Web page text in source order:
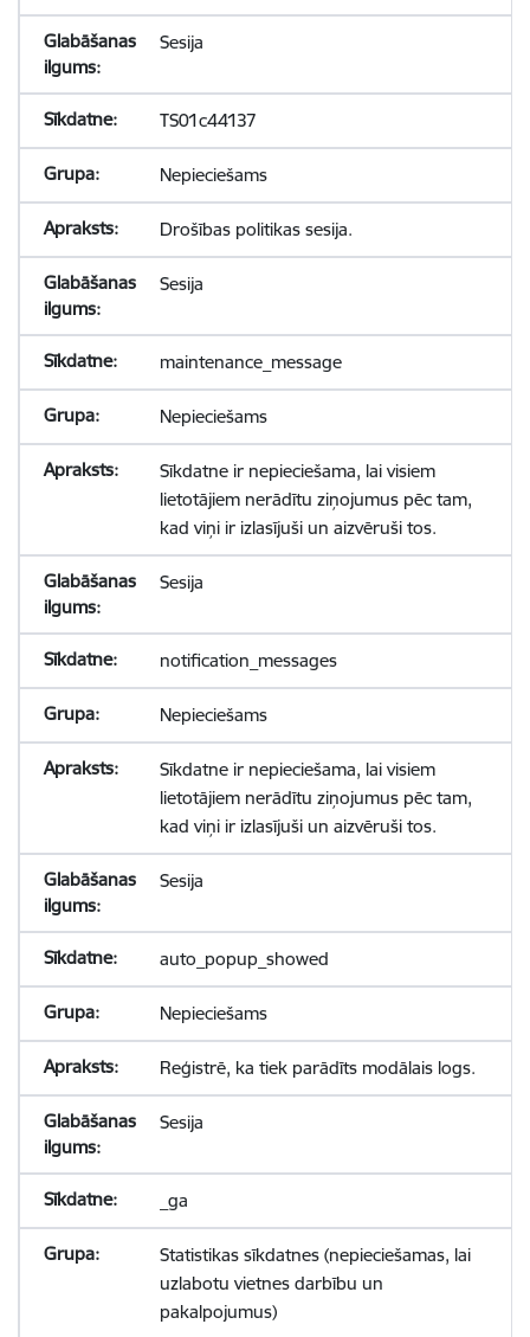
Sesija
TS01c44137
Nepieciešams
Drošības politikas sesija.
Sesija
maintenance_message
Nepieciešams
Sīkdatne ir nepieciešama, lai visiem
lietotājiem nerādītu ziņojumus pēc tam,
kad viņi ir izlasījuši un aizvēruši tos.
Sesija
notification_messages
Nepieciešams
Sīkdatne ir nepieciešama, lai visiem
lietotājiem nerādītu ziņojumus pēc tam,
kad viņi ir izlasījuši un aizvēruši tos.
Sesija
auto_popup_showed
Nepieciešams
Reģistrē, ka tiek parādīts modālais logs.
Sesija
_ga
Statistikas sīkdatnes (nepieciešamas, lai
uzlabotu vietnes darbību un
pakalpojumus)